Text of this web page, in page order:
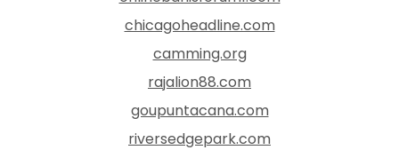
chicagoheadline.com
camming.org
rajalion88.com
goupuntacana.com
riversedgepark.com